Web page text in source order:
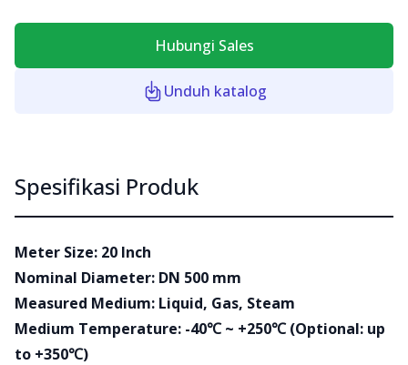
Hubungi Sales
Unduh katalog
Spesifikasi Produk
Meter Size: 20 Inch
Nominal Diameter: DN 500 mm
Measured Medium: Liquid, Gas, Steam
Medium Temperature: -40℃ ~ +250℃ (Optional: up
to +350℃)